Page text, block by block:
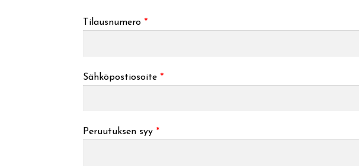
Tilausnumero *
Sähköpostiosoite *
Peruutuksen syy *